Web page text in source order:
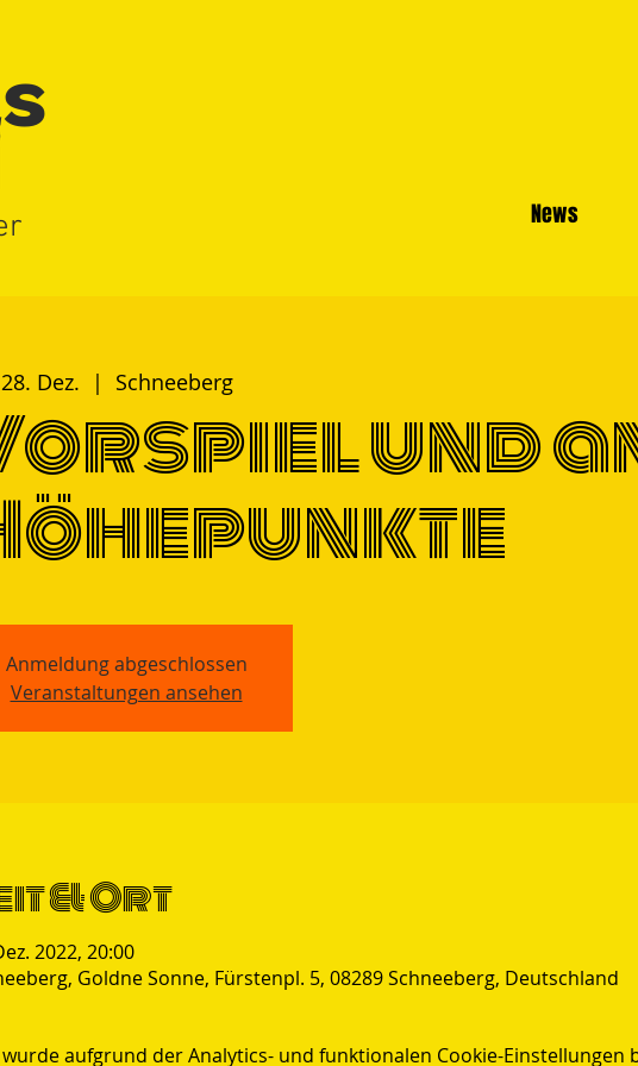
News
Dez.
  |
Schneeberg
und
Anmeldung abgeschlossen
Veranstaltungen ansehen
& Ort
2022, 20:00
Goldne Sonne, Fürstenpl. 5, 08289 Schneeberg, Deutschland
aufgrund der Analytics- und funktionalen Cookie-Einstellungen